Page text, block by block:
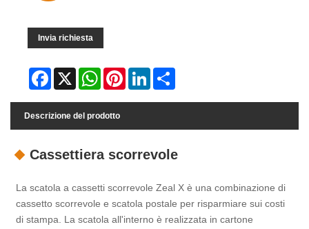
Invia richiesta
Facebook
X WhatsAppPinterestLinkedIn
Descrizione del prodotto
Cassettiera scorrevole
La scatola a cassetti scorrevole Zeal X è una combinazione di
cassetto scorrevole e scatola postale per risparmiare sui costi
di stampa. La scatola all'interno è realizzata in cartone